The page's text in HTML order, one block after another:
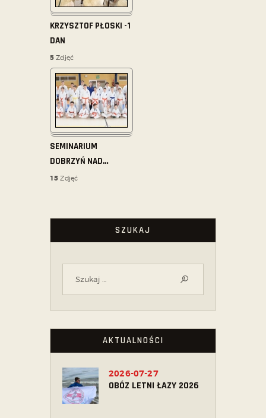
KRZYSZTOF PŁOSKI -1
DAN
5 Zdjęć
SEMINARIUM
DOBRZYŃ NAD…
15 Zdjęć
SZUKAJ
AKTUALNOŚCI
OBÓZ LETNI ŁAZY 2026
2026-07-27